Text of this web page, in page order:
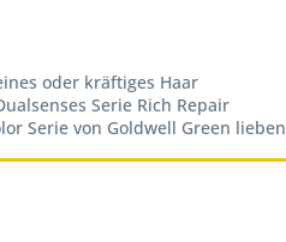
oder kräftiges Haar
Serie Rich Repair
Serie von Goldwell Green lieben